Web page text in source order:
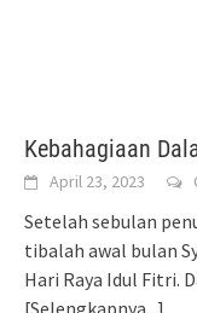
Kebahagiaan
April 23, 2023
Setelah sebulan
tibalah awal bulan
Hari Raya Idul Fitri.